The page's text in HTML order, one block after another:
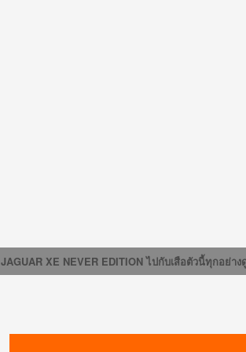
JAGUAR XE NEVER EDITION ไปกับเสือตัวนี้ทุกอย่า